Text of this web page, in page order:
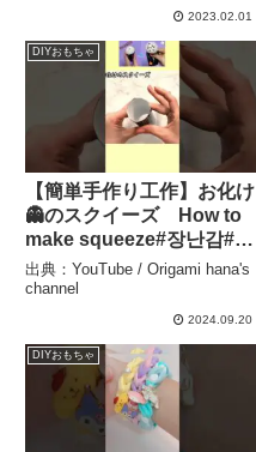
2023.02.01
DIYおもちゃ
【簡単手作り工作】お化け
👻のスクイーズ How to
make squeeze#장난감#스
퀴즈#おばけ#知育#玩具#
風船#おもちゃ#ハロウィン
#折り方#おりがみ
Origami hana’s channel
出典：YouTube / Origami hana's
channel
2024.09.20
DIYおもちゃ